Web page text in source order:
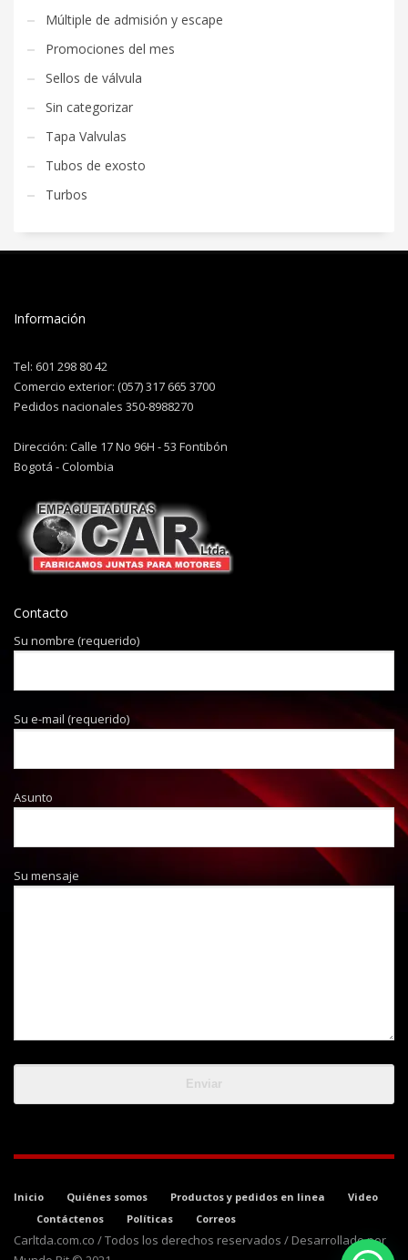
Múltiple de admisión y escape
Promociones del mes
Sellos de válvula
Sin categorizar
Tapa Valvulas
Tubos de exosto
Turbos
Información
Tel: 601 298 80 42
Comercio exterior: (057) 317 665 3700
Pedidos nacionales 350-8988270
Dirección: Calle 17 No 96H - 53 Fontibón
Bogotá - Colombia
Contacto
Su nombre (requerido)
Su e-mail (requerido)
Asunto
Su mensaje
Inicio Quiénes somos Productos y pedidos en linea
Video
Contáctenos
Políticas Correos
Carltda.com.co / Todos los derechos reservados / Desarrollado por